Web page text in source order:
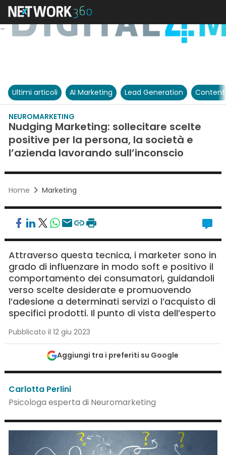
Ultimi articoli AI Marketing Lead Generation
NEUROMARKETING
Nudging Marketing: sollecitare scelte
positive per la persona, la società e
l’azienda lavorando sull’inconscio
Home Marketing
Attraverso questa tecnica, i marketer sono in
grado di influenzare in modo soft e positivo il
comportamento dei consumatori, guidandoli
verso scelte desiderate e promuovendo
l’adesione a determinati servizi o l’acquisto di
specifici prodotti. Il punto di vista dell’esperto
Pubblicato il 12 giu 2023
Aggiungi tra i preferiti su Google
Carlotta Perlini
Psicologa esperta di Neuromarketing